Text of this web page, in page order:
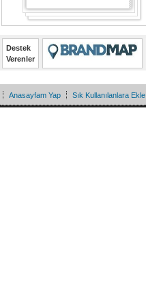
Destek
Verenler
Anasayfam Yap Sık Kullanılanlara Ekle